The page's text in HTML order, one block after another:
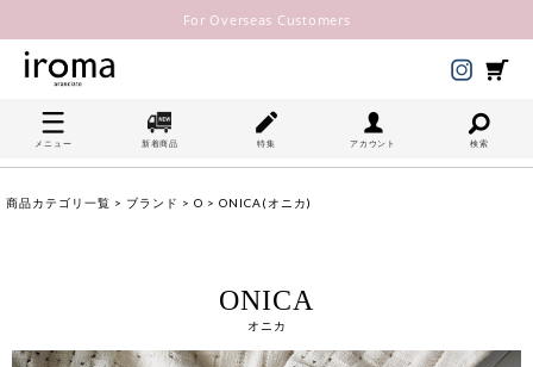
For Overseas Customers
メニュー 新着商品 特集 アカウント 検索
商品カテゴリ一覧 > ブランド > O > ONICA(オニカ)
ONICA
オニカ